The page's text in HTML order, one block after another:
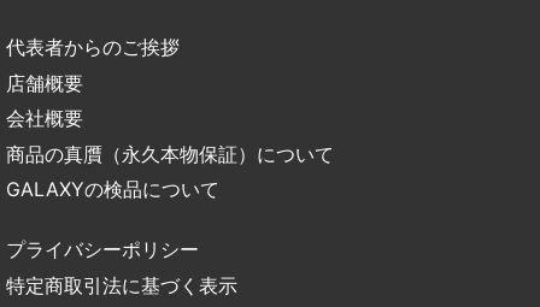
代表者からのご挨拶
店舗概要
会社概要
商品の真贋（永久本物保証）について
GALAXYの検品について
プライバシーポリシー
特定商取引法に基づく表示